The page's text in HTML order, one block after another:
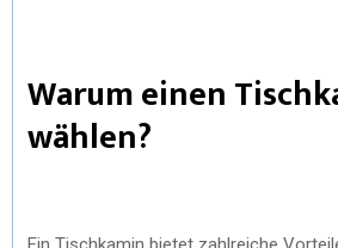
Warum einen
wählen?